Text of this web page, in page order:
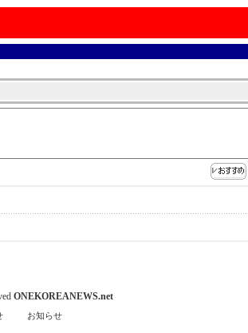
ONEKOREANEWS.net
お知らせ